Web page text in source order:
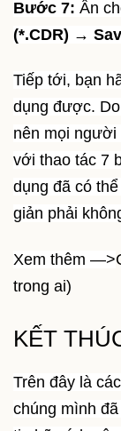
Bước 7: Ấn
(*.CDR) →
Tiếp tới, bạn
dụng được.
nên mọi người
với thao tác 7
dụng đã có
giản phải
Xem thêm —>
trong ai)
KẾT
Trên đây là
chúng mình